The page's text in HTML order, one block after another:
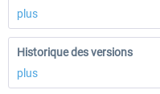
plus
Historique des versions
plus